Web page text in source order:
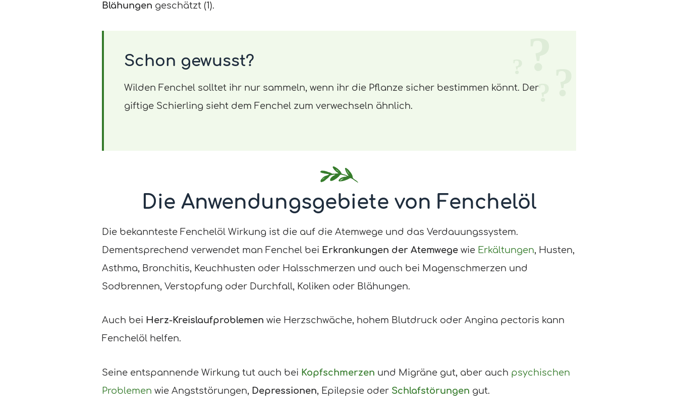
Blähungen geschätzt (1).
Schon gewusst?
Wilden Fenchel solltet ihr nur sammeln, wenn ihr die Pflanze sicher bestimmen könnt. Der
giftige Schierling sieht dem Fenchel zum verwechseln ähnlich.
Die Anwendungsgebiete von Fenchelöl
Die bekannteste Fenchelöl Wirkung ist die auf die Atemwege und das Verdauungssystem.
Dementsprechend verwendet man Fenchel bei Erkrankungen der Atemwege wie Erkältungen, Husten,
Asthma, Bronchitis, Keuchhusten oder Halsschmerzen und auch bei Magenschmerzen und
Sodbrennen, Verstopfung oder Durchfall, Koliken oder Blähungen.
Auch bei Herz-Kreislaufproblemen wie Herzschwäche, hohem Blutdruck oder Angina pectoris kann
Fenchelöl helfen.
Seine entspannende Wirkung tut auch bei Kopfschmerzen und Migräne gut, aber auch psychischen
Problemen wie Angststörungen, Depressionen, Epilepsie oder Schlafstörungen gut.